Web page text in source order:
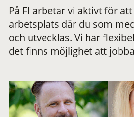
meningsfull
flexibel
På FI arbetar vi aktivt för
arbetsplats där du som
och utvecklas. Vi har
det finns möjlighet att